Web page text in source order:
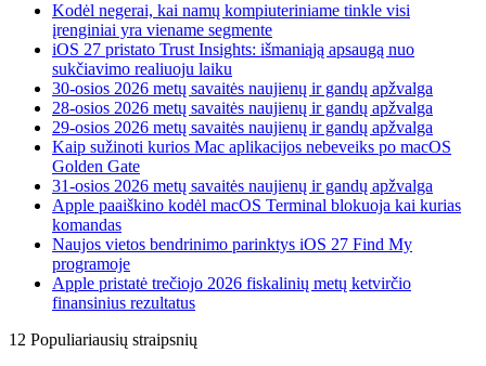
Kodėl negerai, kai namų kompiuteriniame tinkle visi
įrenginiai yra viename segmente
iOS 27 pristato Trust Insights: išmaniąją apsaugą nuo
sukčiavimo realiuoju laiku
30-osios 2026 metų savaitės naujienų ir gandų apžvalga
28-osios 2026 metų savaitės naujienų ir gandų apžvalga
29-osios 2026 metų savaitės naujienų ir gandų apžvalga
Kaip sužinoti kurios Mac aplikacijos nebeveiks po macOS
Golden Gate
31-osios 2026 metų savaitės naujienų ir gandų apžvalga
Apple paaiškino kodėl macOS Terminal blokuoja kai kurias
komandas
Naujos vietos bendrinimo parinktys iOS 27 Find My
programoje
Apple pristatė trečiojo 2026 fiskalinių metų ketvirčio
finansinius rezultatus
12 Populiariausių straipsnių